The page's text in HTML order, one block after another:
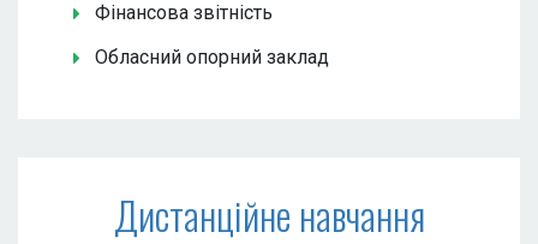
Фінансова звітність
Обласний опорний заклад
Дистанційне навчання